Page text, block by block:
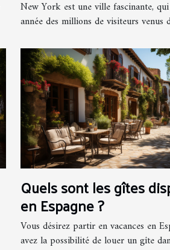
New York est une ville fascinante,
année des millions de visiteurs venus
Quels sont les gîtes
en Espagne ?
Vous désirez partir en vacances en
avez la possibilité de louer un gîte